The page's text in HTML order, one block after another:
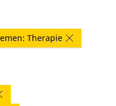
Therapie